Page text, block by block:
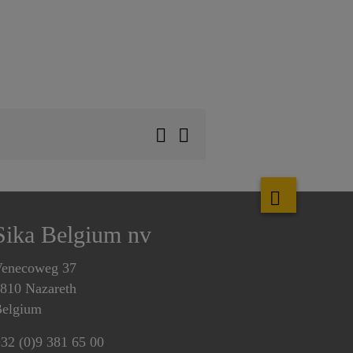
Belgium nv
37
Nazareth
(0)9 381 65 00